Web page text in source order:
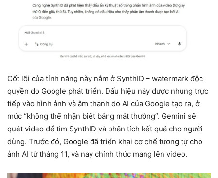
Cốt lõi của tính năng này nằm ở SynthID – watermark độc
quyền do Google phát triển. Dấu hiệu này được nhúng trực
tiếp vào hình ảnh và âm thanh do AI của Google tạo ra, ở
mức “không thể nhận biết bằng mắt thường”. Gemini sẽ
quét video để tìm SynthID và phân tích kết quả cho người
dùng. Trước đó, Google đã triển khai cơ chế tương tự cho
ảnh AI từ tháng 11, và nay chính thức mang lên video.